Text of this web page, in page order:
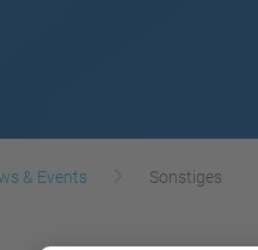
& Events Sonstiges